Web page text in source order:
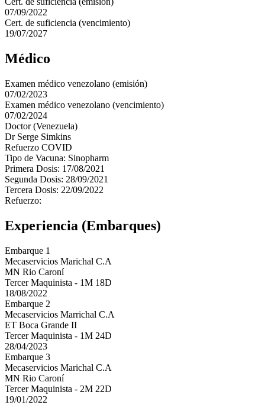
07/09/2022
Cert. de suficiencia (vencimiento)
19/07/2027
Médico
Examen médico venezolano (emisión)
07/02/2023
Examen médico venezolano (vencimiento)
07/02/2024
Doctor (Venezuela)
Dr Serge Simkins
Refuerzo COVID
Tipo de Vacuna: Sinopharm
Primera Dosis: 17/08/2021
Segunda Dosis: 28/09/2021
Tercera Dosis: 22/09/2022
Refuerzo:
Experiencia (Embarques)
Embarque 1
Mecaservicios Marichal C.A
MN Rio Caroní
Tercer Maquinista - 1M 18D
18/08/2022
Embarque 2
Mecaservicios Marrichal C.A
ET Boca Grande II
Tercer Maquinista - 1M 24D
28/04/2023
Embarque 3
Mecaservicios Marichal C.A
MN Rio Caroní
Tercer Maquinista - 2M 22D
19/01/2022